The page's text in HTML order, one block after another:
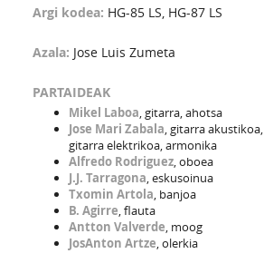
Argi kodea: HG-85 LS, HG-87 LS
Azala: Jose Luis Zumeta
PARTAIDEAK
Mikel Laboa, gitarra, ahotsa
Jose Mari Zabala, gitarra akustikoa,
gitarra elektrikoa, armonika
Alfredo Rodriguez, oboea
J.J. Tarragona, eskusoinua
Txomin Artola, banjoa
B. Agirre, flauta
Antton Valverde, moog
JosAnton Artze, olerkia